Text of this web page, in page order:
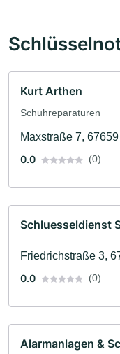
Kurt Arthen
Schuhreparaturen
Maxstraße 7,
0.0
(0)
Schluesseldienst
Friedrichstraße 3,
0.0
(0)
Alarmanlagen &